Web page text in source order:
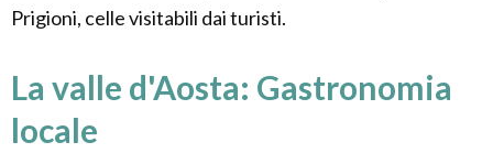
Prigioni, celle visitabili dai turisti.
La valle d'Aosta: Gastronomia
locale